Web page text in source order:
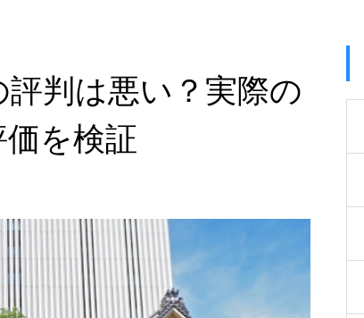
判は悪い？実際の
を検証